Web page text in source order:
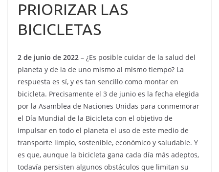
PRIORIZAR LAS
BICICLETAS
2 de junio de 2022 – ¿Es posible cuidar de la salud del
planeta y de la de uno mismo al mismo tiempo? La
respuesta es sí, y es tan sencillo como montar en
bicicleta. Precisamente el 3 de junio es la fecha elegida
por la Asamblea de Naciones Unidas para conmemorar
el Día Mundial de la Bicicleta con el objetivo de
impulsar en todo el planeta el uso de este medio de
transporte limpio, sostenible, económico y saludable. Y
es que, aunque la bicicleta gana cada día más adeptos,
todavía persisten algunos obstáculos que limitan su